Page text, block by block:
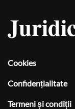
Cookies
Confidențialitate
Termeni și condiții